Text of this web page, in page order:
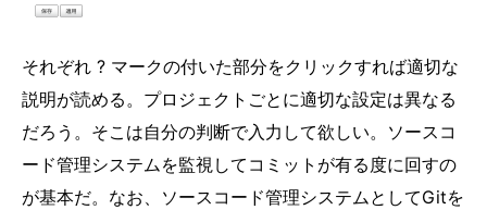
それぞれ ? マークの付いた部分をクリックすれば適切な
説明が読める。プロジェクトごとに適切な設定は異なる
だろう。そこは自分の判断で入力して欲しい。ソースコ
ード管理システムを監視してコミットが有る度に回すの
が基本だ。なお、ソースコード管理システムとしてGitを